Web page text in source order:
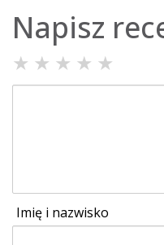
Napisz
★ ★ ★ ★ ★
Imię i nazwisko